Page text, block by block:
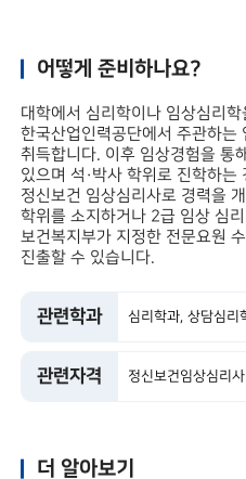
어떻게 준비하나요?
대학에서 심리학이나 임상심리학
한국산업인력공단에서 주관하는
취득합니다. 이후 임상경험을 통
있으며 석·박사 학위로 진학하는
정신보건 임상심리사로 경력을
학위를 소지하거나 2급 임상 심
보건복지부가 지정한 전문요원
진출할 수 있습니다.
관련학과 심리학과, 상담심리
관련자격 정신보건임상심리
더 알아보기